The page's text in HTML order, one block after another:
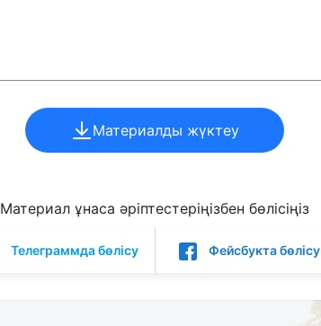
Материалды жүктеу
Материал ұнаса әріптестеріңізбен бөлісіңіз
Телеграммда бөлісу Фейсбукта бөлісу